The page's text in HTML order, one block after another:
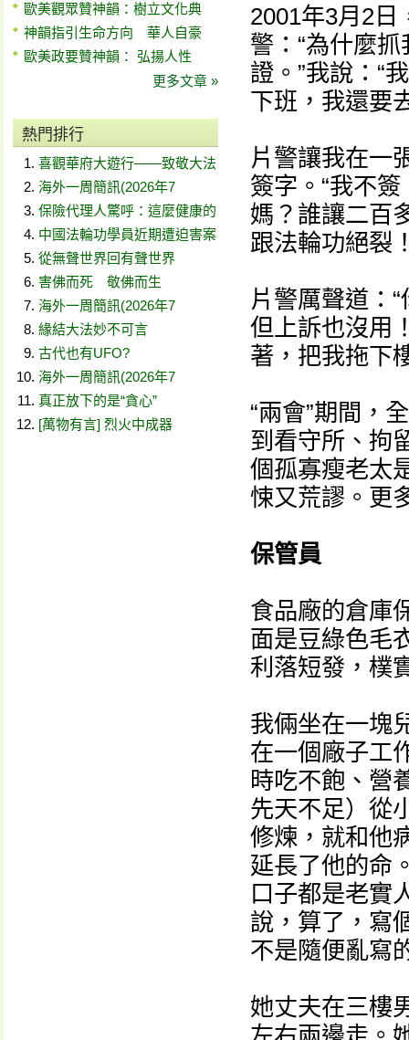
歐美觀眾贊神韻：樹立文化典
神韻指引生命方向 華人自豪
歐美政要贊神韻： 弘揚人性
更多文章 »
熱門排行
喜觀華府大遊行——致敬大法
海外一周簡訊(2026年7
保險代理人驚呼：這麼健康的
中國法輪功學員近期遭迫害案
從無聲世界回有聲世界
害佛而死 敬佛而生
海外一周簡訊(2026年7
緣結大法妙不可言
古代也有UFO?
海外一周簡訊(2026年7
真正放下的是“貪心”
[萬物有言] 烈火中成器
2001年3月2日
警：“為什麼
證。”我說：“
下班，我還要
片警讓我在一
簽字。“我不
媽？誰讓二百
跟法輪功絕裂
片警厲聲道：
但上訴也沒用
著，把我拖下
“兩會”期間，
到看守所、拘
個孤寡瘦老太
悚又荒謬。更
保管員
食品廠的倉庫
面是豆綠色毛
利落短發，樸
我倆坐在一塊
在一個廠子工
時吃不飽、營
先天不足）從
修煉，就和他
延長了他的命
口子都是老實
說，算了，寫
不是隨便亂寫
她丈夫在三樓